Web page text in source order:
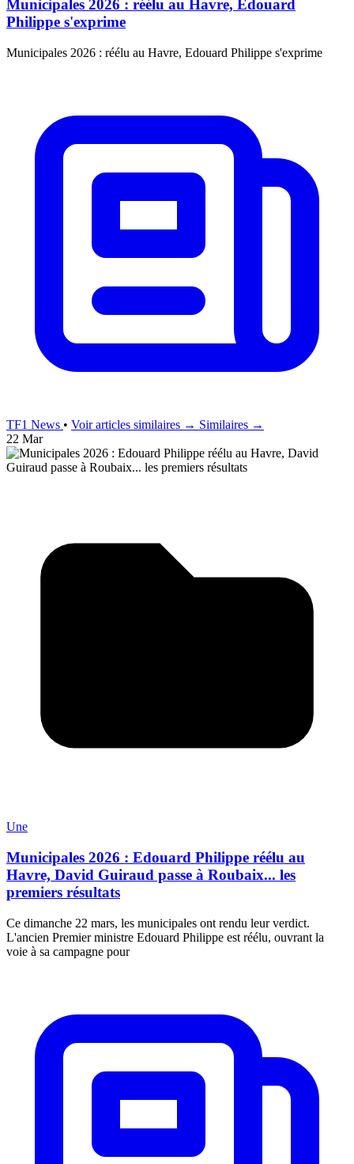
Municipales 2026 : réélu au Havre, Edouard
Philippe s'exprime
Municipales 2026 : réélu au Havre, Edouard Philippe s'exprime
TF1 News • Voir articles similaires → Similaires →
22 Mar
Une
Municipales 2026 : Edouard Philippe réélu au
Havre, David Guiraud passe à Roubaix... les
premiers résultats
Ce dimanche 22 mars, les municipales ont rendu leur verdict.
L'ancien Premier ministre Edouard Philippe est réélu, ouvrant la
voie à sa campagne pour